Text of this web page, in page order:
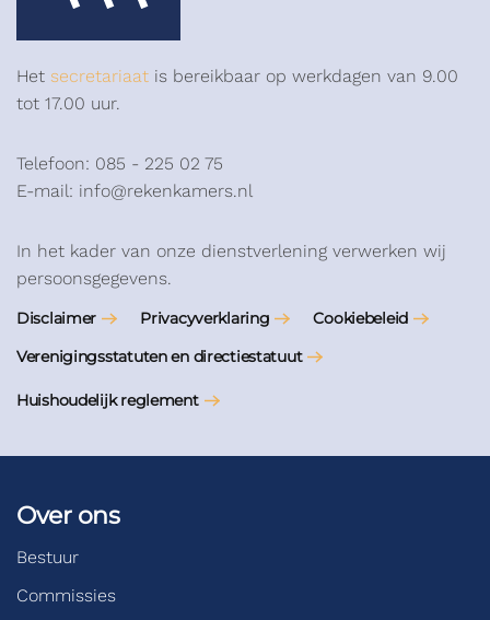
Het secretariaat is bereikbaar op werkdagen van 9.00
tot 17.00 uur.
Telefoon: 085 - 225 02 75
E-mail: info@rekenkamers.nl
In het kader van onze dienstverlening verwerken wij
persoonsgegevens.
Disclaimer Privacyverklaring
Cookiebeleid
Verenigingsstatuten en directiestatuut
Huishoudelijk reglement
Over ons
Bestuur
Commissies